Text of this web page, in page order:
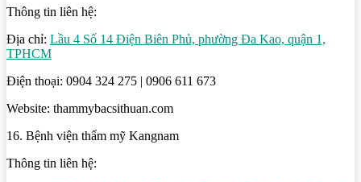
Thông tin liên hệ:
Địa chỉ: Lầu 4 Số 14 Điện Biên Phủ, phường Đa Kao, quận 1,
TPHCM
Điện thoại: 0904 324 275 | 0906 611 673
Website: thammybacsithuan.com
16. Bệnh viện thẩm mỹ Kangnam
Thông tin liên hệ: